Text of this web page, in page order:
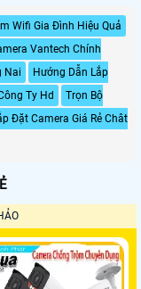
Wifi Gia Đình Hiệu Quả
Vantech Chính
Nai
Hướng Dẫn Lắp
Ty Hd
Trọn Bộ
Đặt Camera Giá Rẻ Chât